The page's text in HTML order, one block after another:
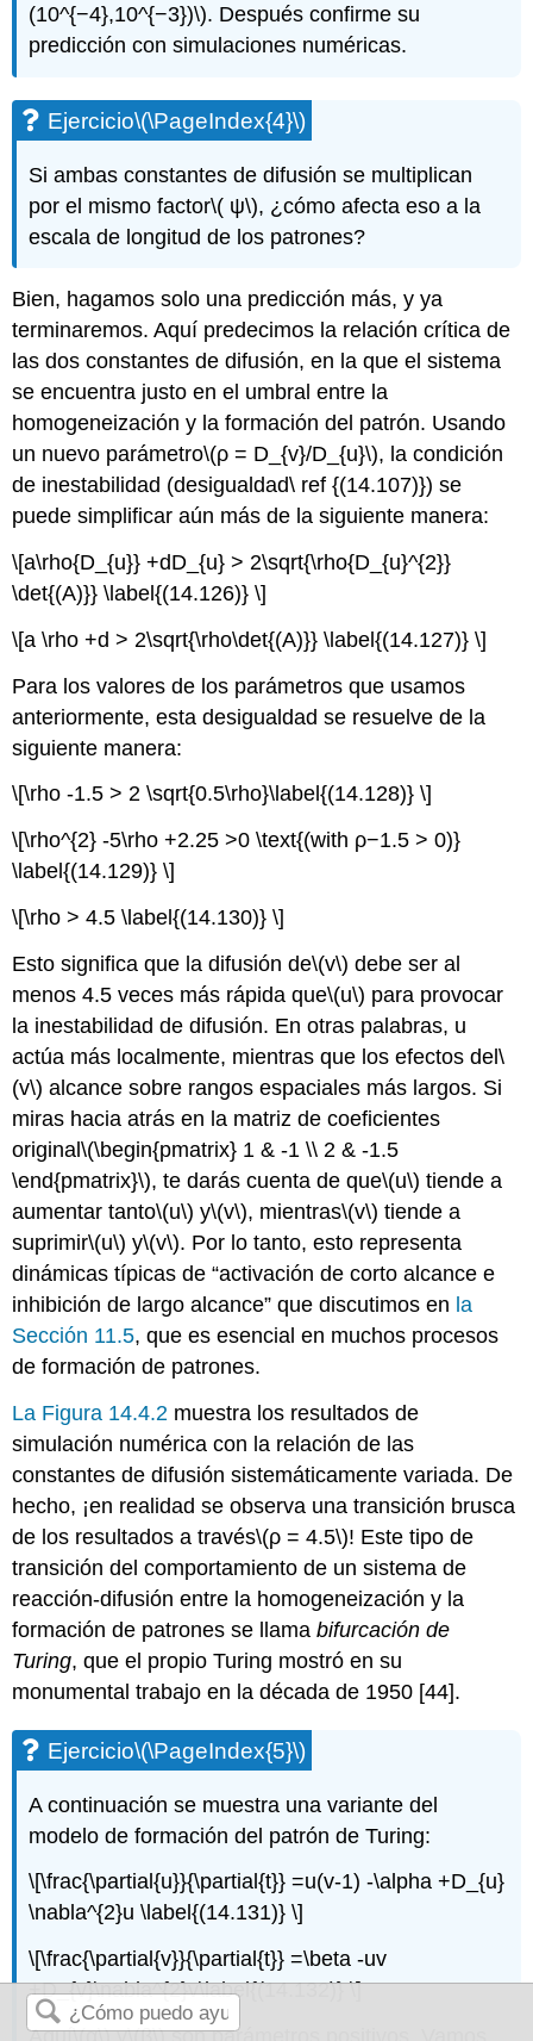
(10^{−4},10^{−3})\). Después confirme su
predicción con simulaciones numéricas.
Ejercicio\(\PageIndex{4}\)
Si ambas constantes de difusión se multiplican
por el mismo factor\( ψ\), ¿cómo afecta eso a la
escala de longitud de los patrones?
Bien, hagamos solo una predicción más, y ya
terminaremos. Aquí predecimos la relación crítica de
las dos constantes de difusión, en la que el sistema
se encuentra justo en el umbral entre la
homogeneización y la formación del patrón. Usando
un nuevo parámetro\(ρ = D_{v}/D_{u}\), la condición
de inestabilidad (desigualdad\ ref {(14.107)}) se
puede simplificar aún más de la siguiente manera:
\[a\rho{D_{u}} +dD_{u} > 2\sqrt{\rho{D_{u}^{2}}
\det{(A)}} \label{(14.126)} \]
\[a \rho +d > 2\sqrt{\rho\det{(A)}} \label{(14.127)} \]
Para los valores de los parámetros que usamos
anteriormente, esta desigualdad se resuelve de la
siguiente manera:
\[\rho -1.5 > 2 \sqrt{0.5\rho}\label{(14.128)} \]
\[\rho^{2} -5\rho +2.25 >0 \text{(with ρ−1.5 > 0)}
\label{(14.129)} \]
\[\rho > 4.5 \label{(14.130)} \]
Esto significa que la difusión de\(v\) debe ser al
menos 4.5 veces más rápida que\(u\) para provocar
la inestabilidad de difusión. En otras palabras, u
actúa más localmente, mientras que los efectos del\
(v\) alcance sobre rangos espaciales más largos. Si
miras hacia atrás en la matriz de coeficientes
original\(\begin{pmatrix} 1 & -1 \\ 2 & -1.5
\end{pmatrix}\), te darás cuenta de que\(u\) tiende a
aumentar tanto\(u\) y\(v\), mientras\(v\) tiende a
suprimir\(u\) y\(v\). Por lo tanto, esto representa
dinámicas típicas de “activación de corto alcance e
inhibición de largo alcance” que discutimos en la
Sección 11.5, que es esencial en muchos procesos
de formación de patrones.
La Figura 14.4.2 muestra los resultados de
simulación numérica con la relación de las
constantes de difusión sistemáticamente variada. De
hecho, ¡en realidad se observa una transición brusca
de los resultados a través\(ρ = 4.5\)! Este tipo de
transición del comportamiento de un sistema de
reacción-difusión entre la homogeneización y la
formación de patrones se llamabifurcación de
Turing, que el propio Turing mostró en su
monumental trabajo en la década de 1950 [44].
Ejercicio\(\PageIndex{5}\)
A continuación se muestra una variante del
modelo de formación del patrón de Turing:
\[\frac{\partial{u}}{\partial{t}} =u(v-1) -\alpha +D_{u}
\nabla^{2}u \label{(14.131)} \]
\[\frac{\partial{v}}{\partial{t}} =\beta -uv
+D_{v}\nabla^{2}v\label{(14.132)} \]
Aquí\(α\)y\(β\)son parámetros positivos. Vamos